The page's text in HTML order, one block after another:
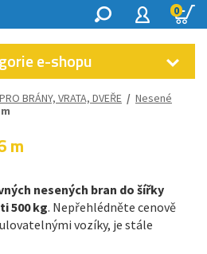
0
e-shopu
BRÁNY, VRATA, DVEŘE / Nesené
m
nesených bran do šířky
500 kg. Nepřehlédněte cenově
vozíky, je stále